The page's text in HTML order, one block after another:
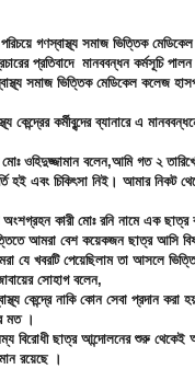
পরিচয়ে গণস্বাস্থ্য সমাজ ভিত্তিক
প্রতিবাদে মানববন্ধন কর্মসূচি
সমাজ ভিত্তিক মেডিকেল কলেজ
কেন্দ্রের কর্মীবৃন্দের ব্যানারে এ
ওহিদুজ্জামান বলেন,আমি গত ২
এবং চিকিৎসা নিই। আমার নিকট
অংশগ্রহন কারী মোঃ রনি নামে এক
আমরা বেশ কয়েকজন ছাত্র আসি
যে খবরটি পেয়েছিলাম তা আসলে
সোহাগ বলেন,
কেন্দ্রে নাকি কোন সেবা প্রদান করা
মত ।
বিরোধী ছাত্র আন্দোলনের শুরু
রয়েছে ।